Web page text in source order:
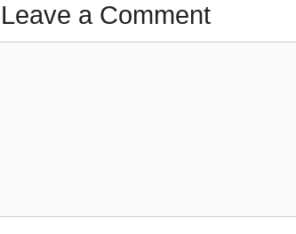
Leave a Comment